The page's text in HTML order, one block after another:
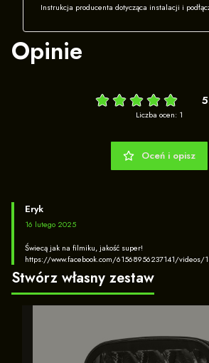
Instrukcja producenta dotycząca instalacji i
Opinie
Liczba ocen: 1
Oceń i opisz
Eryk
16 lutego 2025
Świecą jak na filmiku, jakość super!
https://www.facebook.com/61568956237141/videos/
Stwórz własny zestaw